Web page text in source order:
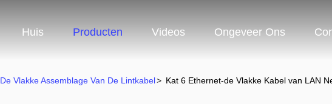
Huis Producten Videos Ongeveer Ons
De Vlakke Assemblage Van De Lintkabel> Kat 6 Ethernet-de Vlakke Kabel van LAN